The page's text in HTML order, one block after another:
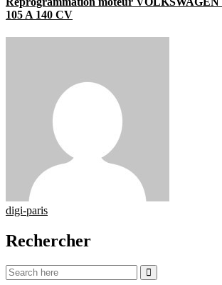
105 A 140 CV
digi-paris
Rechercher